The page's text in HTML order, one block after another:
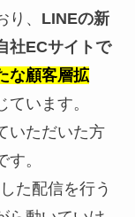
、 LINEの新
社ECサイトで
な顧客層拡
います。
いただいた方
。
た配信を行う